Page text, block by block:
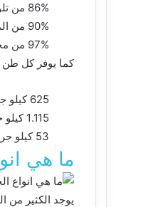
86% من تلوث الهواء.
90% من المواد الخام.
97% من مخلفات التعدين.
كما يوفر كل
625 كيلو جرام من الفحم.
1.115 كيلو جرام من الحديد الخام.
53 كيلو جرام من الحجر الجيري.
ما هي
يوجد الكثير من